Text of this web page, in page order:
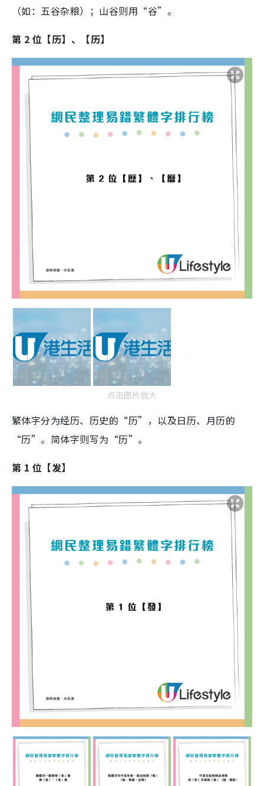
（如：五谷杂粮）；山谷则用“谷”。
第 2 位【历】、【历】
点击图片放大
繁体字分为经历、历史的“历”，以及日历、月历的
“历”。简体字则写为“历”。
第 1 位【发】